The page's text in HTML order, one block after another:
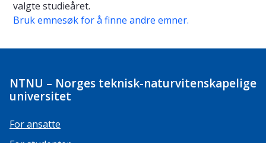
valgte studieåret.
Bruk emnesøk for å finne andre emner.
NTNU – Norges teknisk-naturvitenskapelige
universitet
For ansatte